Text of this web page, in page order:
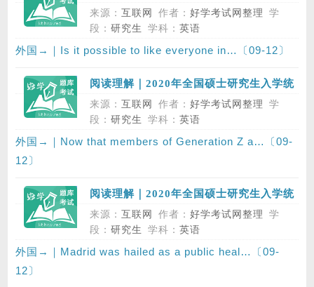
一考试英语（二）真题，Section II，
Reading Comprehension，Part B
来源： 互联网 作者： 好学考试网整理
学
段： 研究生 学科： 英语
外国→｜Is it possible to like everyone in…〔09-12〕
阅读理解｜2020年全国硕士研究生入学统
一考试英语（二）真题，Section II，
Reading Comprehension，Text 4
来源： 互联网 作者： 好学考试网整理
学
段： 研究生 学科： 英语
外国→｜Now that members of Generation Z a…〔09-
12〕
阅读理解｜2020年全国硕士研究生入学统
一考试英语（二）真题，Section II，
Reading Comprehension，Text 3
来源： 互联网 作者： 好学考试网整理
学
段： 研究生 学科： 英语
外国→｜Madrid was hailed as a public heal…〔09-
12〕